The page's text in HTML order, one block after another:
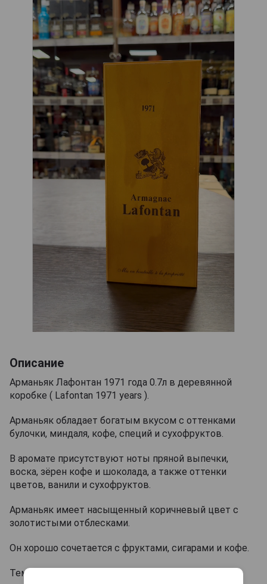
Описание
Арманьяк Лафонтан 1971 года 0.7л в деревянной
коробке ( Lafontan 1971 years ).
Арманьяк обладает богатым вкусом с оттенками
булочки, миндаля, кофе, специй и сухофруктов.
В аромате присутствуют ноты пряной выпечки,
воска, зёрен кофе и шоколада, а также оттенки
цветов, ванили и сухофруктов.
Арманьяк имеет насыщенный коричневый цвет с
золотистыми отблесками.
Он хорошо сочетается с фруктами, сигарами и кофе.
Температура подачи 25°С.